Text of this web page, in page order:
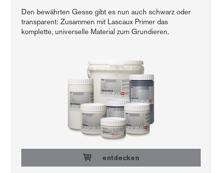
Den bewährten Gesso gibt es nun auch schwarz oder
transparent: Zusammen mit Lascaux Primer das
komplette, universelle Material zum Grundieren.
entdecken